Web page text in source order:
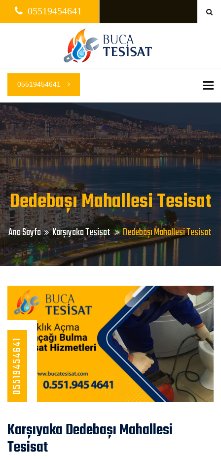
05519454641
05519454641
Dedebaşı Mahallesi Tesisat
Ana Sayfa Karşıyaka Tesisat Dedebaşı Mahallesi Tesisat
05519454641
Karşıyaka Dedebaşı Mahallesi
Tesisat